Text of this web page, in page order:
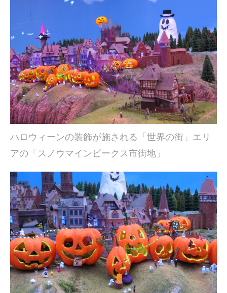
ハロウィーンの装飾が施される「世界の街」エリ
アの「スノウマインピークス市街地」